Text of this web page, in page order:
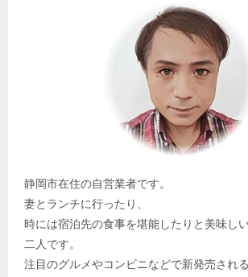
静岡市在住の自営業者です。
妻とランチに行ったり、
時には宿泊先の食事を堪能したりと美味し
二人です。
注目のグルメやコンビニなどで新発売され